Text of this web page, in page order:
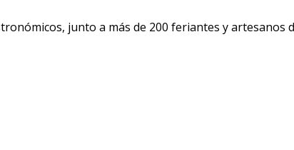
junto a más de 200 feriantes y artesanos